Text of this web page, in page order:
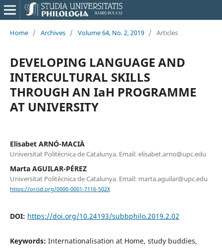
Home / Archives / Volume 64, No. 2, 2019 / Articles
DEVELOPING LANGUAGE AND
INTERCULTURAL SKILLS
THROUGH AN IaH PROGRAMME
AT UNIVERSITY
Elisabet ARNÓ-MACIÀ
Universitat Politècnica de Catalunya. Email: elisabet.arno@upc.edu
Marta AGUILAR-PÉREZ
Universitat Politècnica de Catalunya. Email: marta.aguilar@upc.edu
https://orcid.org/0000-0001-7116-502X
DOI: https://doi.org/10.24193/subbphilo.2019.2.02
Keywords: Internationalisation at Home, study buddies,